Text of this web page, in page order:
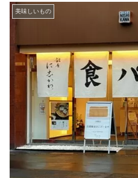
美味しいもの